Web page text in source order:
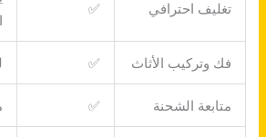
تغليف احترافي ✅
فك وتركيب الأثاث ✅
متابعة الشحنة ✅